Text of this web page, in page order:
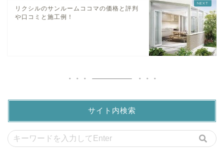
リクシルのサンルームココマの価格と評判
や口コミと施工例！
サイト内検索